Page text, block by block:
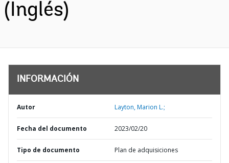
(Inglés)
INFORMACIÓN
Autor Layton, Marion L.;
Fecha del documento 2023/02/20
Tipo de documento Plan de adquisiciones